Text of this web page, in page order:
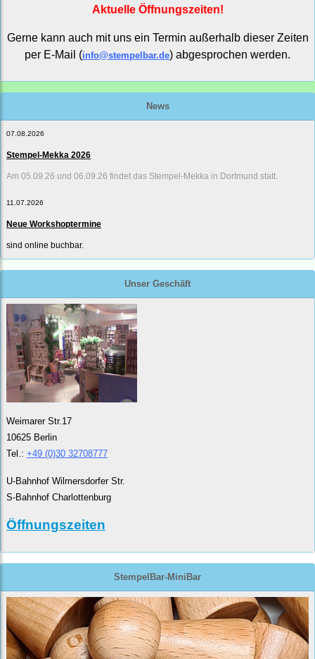
Aktuelle Öffnungszeiten!
Gerne kann auch mit uns ein Termin außerhalb dieser Zeiten
per E-Mail (info@stempelbar.de) abgesprochen werden.
News
07.08.2026
Stempel-Mekka 2026
Am 05.09.26 und 06.09.26 findet das Stempel-Mekka in Dortmund statt.
11.07.2026
Neue Workshoptermine
sind online buchbar.
Unser Geschäft
Weimarer Str.17
10625 Berlin
Tel.: +49 (0)30 32708777
U-Bahnhof Wilmersdorfer Str.
S-Bahnhof Charlottenburg
Öffnungszeiten
StempelBar-MiniBar